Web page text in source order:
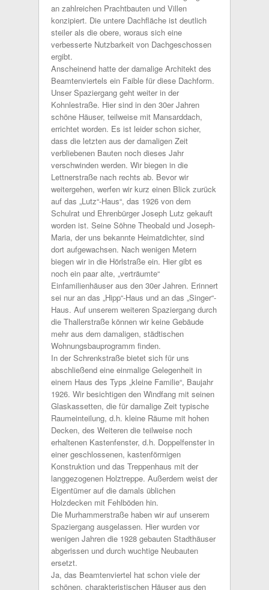
an zahlreichen Prachtbauten und Villen
konzipiert. Die untere Dachfläche ist deutlich
steiler als die obere, woraus sich eine
verbesserte Nutzbarkeit von Dachgeschossen
ergibt.
Anscheinend hatte der damalige Architekt des
Beamtenviertels ein Faible für diese Dachform.
Unser Spaziergang geht weiter in der
Kohnlestraße. Hier sind in den 30er Jahren
schöne Häuser, teilweise mit Mansarddach,
errichtet worden. Es ist leider schon sicher,
dass die letzten aus der damaligen Zeit
verbliebenen Bauten noch dieses Jahr
verschwinden werden. Wir biegen in die
Lettnerstraße nach rechts ab. Bevor wir
weitergehen, werfen wir kurz einen Blick zurück
auf das „Lutz“-Haus“, das 1926 von dem
Schulrat und Ehrenbürger Joseph Lutz gekauft
worden ist. Seine Söhne Theobald und Joseph-
Maria, der uns bekannte Heimatdichter, sind
dort aufgewachsen. Nach wenigen Metern
biegen wir in die Hörlstraße ein. Hier gibt es
noch ein paar alte, „verträumte“
Einfamilienhäuser aus den 30er Jahren. Erinnert
sei nur an das „Hipp“-Haus und an das „Singer“-
Haus. Auf unserem weiteren Spaziergang durch
die Thallerstraße können wir keine Gebäude
mehr aus dem damaligen, städtischen
Wohnungsbauprogramm finden.
In der Schrenkstraße bietet sich für uns
abschließend eine einmalige Gelegenheit in
einem Haus des Typs „kleine Familie“, Baujahr
1926. Wir besichtigen den Windfang mit seinen
Glaskassetten, die für damalige Zeit typische
Raumeinteilung, d.h. kleine Räume mit hohen
Decken, des Weiteren die teilweise noch
erhaltenen Kastenfenster, d.h. Doppelfenster in
einer geschlossenen, kastenförmigen
Konstruktion und das Treppenhaus mit der
langgezogenen Holztreppe. Außerdem weist der
Eigentümer auf die damals üblichen
Holzdecken mit Fehlböden hin.
Die Murhammerstraße haben wir auf unserem
Spaziergang ausgelassen. Hier wurden vor
wenigen Jahren die 1928 gebauten Stadthäuser
abgerissen und durch wuchtige Neubauten
ersetzt.
Ja, das Beamtenviertel hat schon viele der
schönen, charakteristischen Häuser aus den